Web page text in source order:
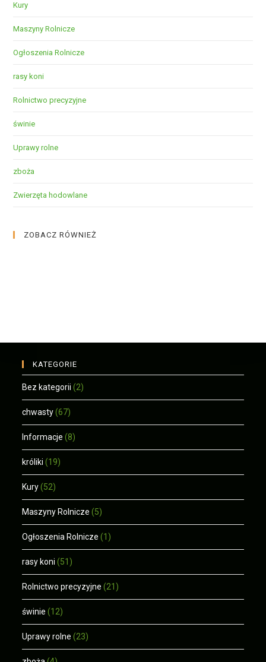
Kury
Maszyny Rolnicze
Ogłoszenia Rolnicze
rasy koni
Rolnictwo precyzyjne
świnie
Uprawy rolne
zboża
Zwierzęta hodowlane
ZOBACZ RÓWNIEŻ
KATEGORIE
Bez kategorii (2)
chwasty (67)
Informacje (8)
króliki (19)
Kury (52)
Maszyny Rolnicze (5)
Ogłoszenia Rolnicze (1)
rasy koni (51)
Rolnictwo precyzyjne (21)
świnie (12)
Uprawy rolne (23)